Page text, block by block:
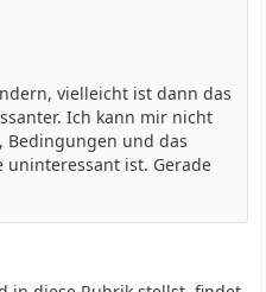
vielleicht ist dann das
Ich kann mir nicht
Bedingungen und das
ist. Gerade